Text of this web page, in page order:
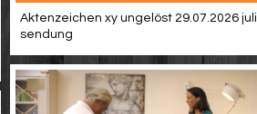
Aktenzeichen xy ungelöst 29.07.2026 juli
sendung